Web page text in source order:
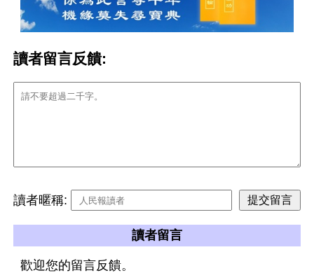
讀者留言反饋:
讀者暱稱:
讀者留言
歡迎您的留言反饋。